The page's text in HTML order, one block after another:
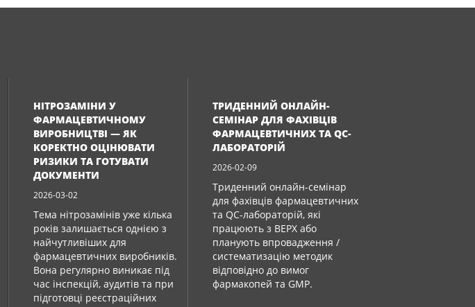
НІТРОЗАМІНИ У
ФАРМАЦЕВТИЧНОМУ
ВИРОБНИЦТВІ — ЯК
КОРЕКТНО ОЦІНЮВАТИ
РИЗИКИ ТА ГОТУВАТИ
ДОКУМЕНТИ
2026-03-02
Тема нітрозамінів уже кілька
років залишається однією з
найчутливіших для
фармацевтичних виробників.
Вона регулярно виникає під
час інспекцій, аудитів та при
підготовці реєстраційних
ТРИДЕННИЙ ОНЛАЙН-
СЕМІНАР ДЛЯ ФАХІВЦІВ
ФАРМАЦЕВТИЧНИХ ТА QC-
ЛАБОРАТОРІЙ
2026-02-09
Триденний онлайн-семінар
для фахівців фармацевтичних
та QC-лабораторій, які
працюють з ВЕРХ або
планують впровадження /
систематизацію методик
відповідно до вимог
фармакопей та GMP.